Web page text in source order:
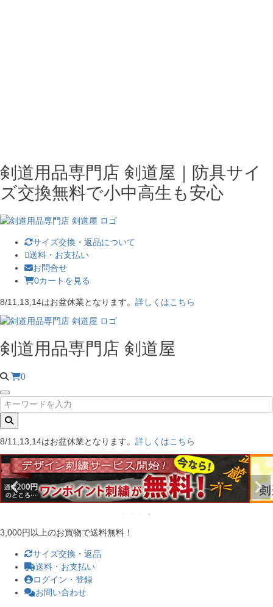
剣道用品専門店 剣道屋｜防具サイ
ズ交換無料で小中高生も安心
サイズ交換・返品について
送料・お支払い
お問合せ
0カートを見る
8/11,13,14はお盆休業となります。 詳しくはこちら
剣道用品専門店 剣道屋
0
8/11,13,14はお盆休業となります。 詳しくはこちら
3,000円以上のお買物で送料無料！
サイズ交換・返品
送料・お支払い
ログイン・登録
お問い合わせ